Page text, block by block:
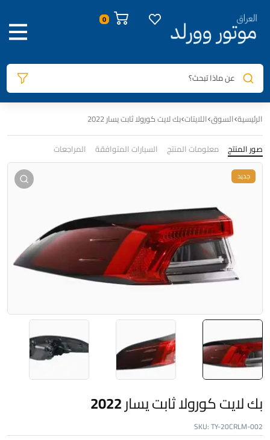
0
عن ماذا تبحث؟
الرئيسية السوق اللايتات بك لايت كورولا ثابت يسار 2022
صور المنتج معلومات المنتج السيارات المتوافقة المراجعات
جديد
بك لايت كورولا ثابت يسار 2022
SKU:TY-20CRLM-002